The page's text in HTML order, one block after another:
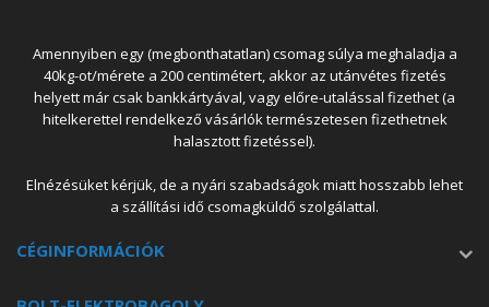
Amennyiben egy (megbonthatatlan) csomag súlya meghaladja a
40kg-ot/mérete a 200 centimétert, akkor az utánvétes fizetés
helyett már csak bankkártyával, vagy előre-utalással fizethet (a
hitelkerettel rendelkező vásárlók természetesen fizethetnek
halasztott fizetéssel).
Elnézésüket kérjük, de a nyári szabadságok miatt hosszabb lehet
a szállítási idő csomagküldő szolgálattal.
CÉGINFORMÁCIÓK